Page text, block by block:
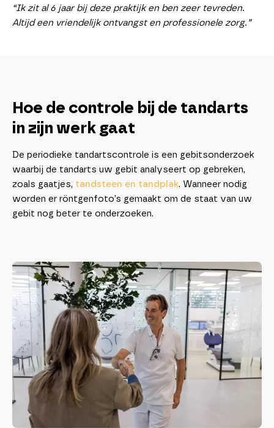
“Ik zit al 6 jaar bij deze praktijk en ben zeer tevreden.
Altijd een vriendelijk ontvangst en professionele zorg.”
Hoe de controle bij de tandarts
in zijn werk gaat
De periodieke tandartscontrole is een gebitsonderzoek
waarbij de tandarts uw gebit analyseert op gebreken,
zoals gaatjes, tandsteen en tandplak. Wanneer nodig
worden er röntgenfoto’s gemaakt om de staat van uw
gebit nog beter te onderzoeken.